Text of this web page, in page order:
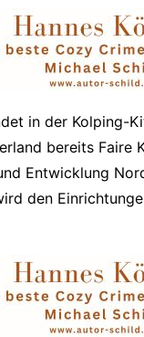
in der Kolping-
bereits Faire
Entwicklung
den